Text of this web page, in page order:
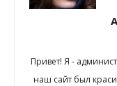
Привет! Я -
наш сайт был